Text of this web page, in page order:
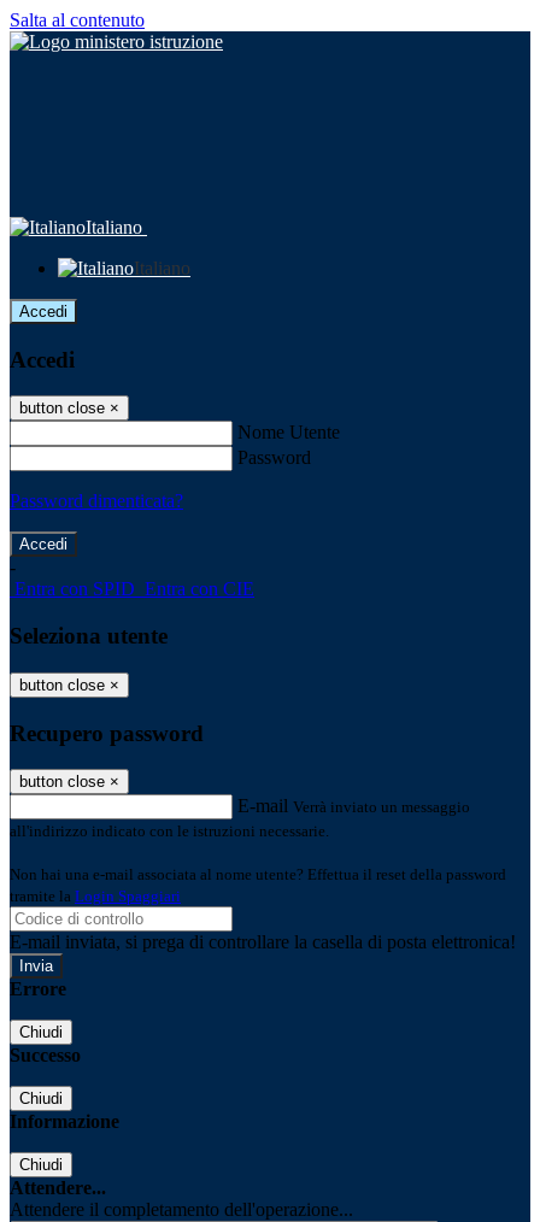
Salta al contenuto
Italiano
Italiano
Accedi
Accedi
button close ×
Nome Utente
Password
Password dimenticata?
-
Entra con SPID Entra con CIE
Seleziona utente
button close ×
Recupero password
button close ×
E-mail Verrà inviato un messaggio
all'indirizzo indicato con le istruzioni necessarie.
Non hai una e-mail associata al nome utente? Effettua il reset della password
tramite la Login Spaggiari
E-mail inviata, si prega di controllare la casella di posta elettronica!
Errore
Chiudi
Successo
Chiudi
Informazione
Chiudi
Attendere...
Attendere il completamento dell'operazione...